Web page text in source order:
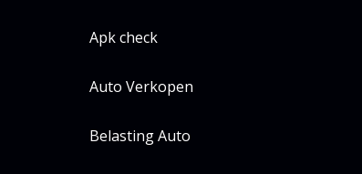
Apk check
Auto Verkopen
Belasting Auto